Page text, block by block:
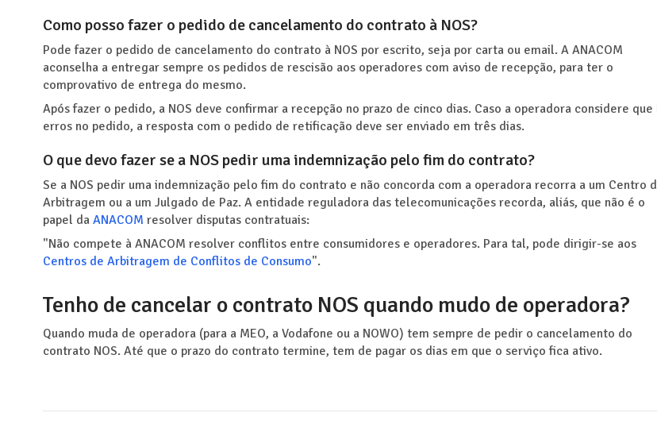
Como posso fazer o pedido de cancelamento do contrato à NOS?
Pode fazer o pedido de cancelamento do contrato à NOS por escrito, seja por carta ou email. A ANACOM
aconselha a entregar sempre os pedidos de rescisão aos operadores com aviso de recepção, para ter o
comprovativo de entrega do mesmo.
Após fazer o pedido, a NOS deve confirmar a recepção no prazo de cinco dias. Caso a operadora considere que
erros no pedido, a resposta com o pedido de retificação deve ser enviado em três dias.
O que devo fazer se a NOS pedir uma indemnização pelo fim do contrato?
Se a NOS pedir uma indemnização pelo fim do contrato e não concorda com a operadora recorra a um Centro
Arbitragem ou a um Julgado de Paz. A entidade reguladora das telecomunicações recorda, aliás, que não é o
papel da ANACOM resolver disputas contratuais:
"Não compete à ANACOM resolver conflitos entre consumidores e operadores. Para tal, pode dirigir-se aos
Centros de Arbitragem de Conflitos de Consumo".
Tenho de cancelar o contrato NOS quando mudo de operadora?
Quando muda de operadora (para a MEO, a Vodafone ou a NOWO) tem sempre de pedir o cancelamento do
contrato NOS. Até que o prazo do contrato termine, tem de pagar os dias em que o serviço fica ativo.